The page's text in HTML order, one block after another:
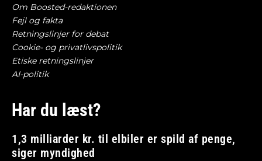
Om Boosted-redaktionen
Fejl og fakta
Retningslinjer for debat
Cookie- og privatlivspolitik
Etiske retningslinjer
AI-politik
Har du læst?
1,3 milliarder kr. til elbiler er spild af penge,
siger myndighed